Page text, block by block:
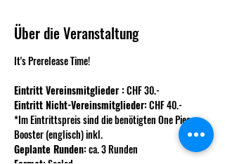
Über die Veranstaltung
It's Prerelease Time!
Eintritt Vereinsmitglieder : CHF 30.-
Eintritt Nicht-Vereinsmitglieder: CHF 40.-
*Im Eintrittspreis sind die benötigten One Piece
Booster (englisch) inkl.
Geplante Runden: ca. 3 Runden